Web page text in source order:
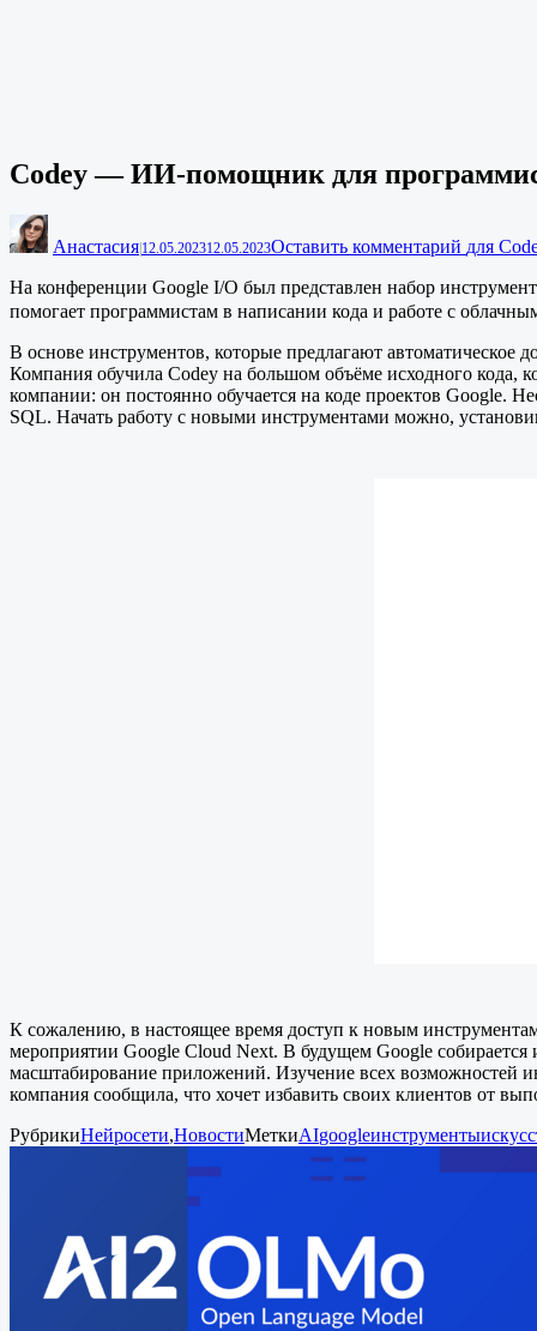
Codey — ИИ-помощник для
Анастасия 12.05.202312.05.2023Оставить комментарий для
На конференции Google I/O был представлен набор
помогает программистам в написании кода и работе с
В основе инструментов, которые предлагают автоматическое
Компания обучила Codey на большом объёме исходного кода,
компании: он постоянно обучается на коде проектов Google.
SQL. Начать работу с новыми инструментами можно,
К сожалению, в настоящее время доступ к новым
мероприятии Google Cloud Next. В будущем Google
масштабирование приложений. Изучение всех возможностей
компания сообщила, что хочет избавить своих клиентов от
РубрикиНейросети,НовостиМеткиAIgoogleинструменты